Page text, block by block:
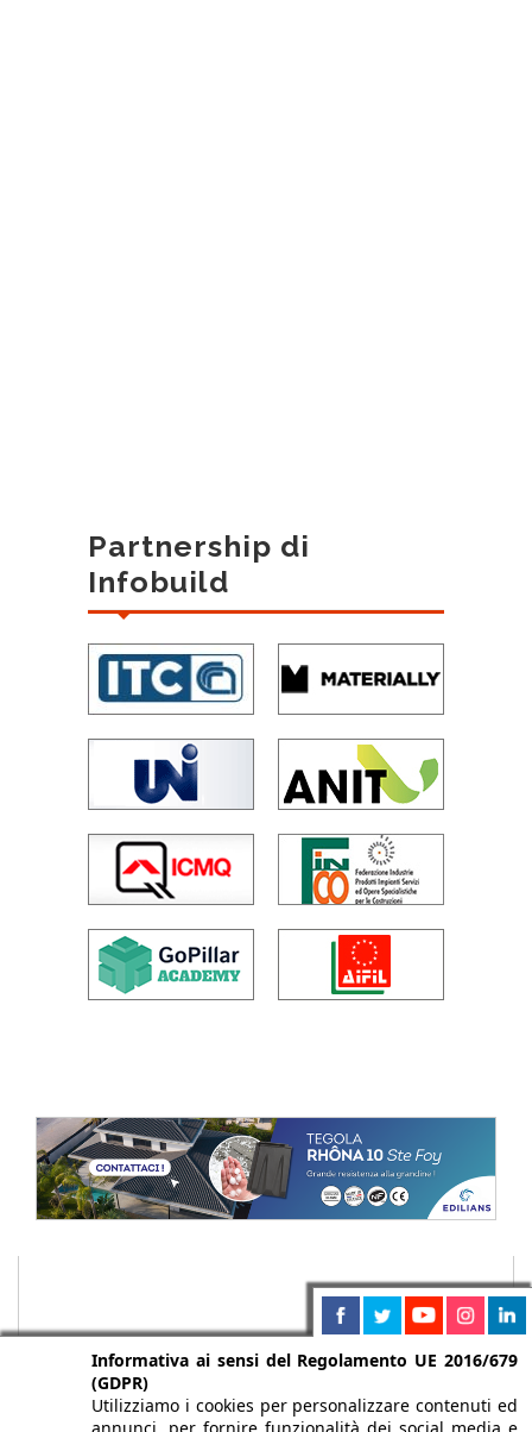
Partnership di
Infobuild
Informativa ai sensi del Regolamento UE 2016/679
(GDPR)
Utilizziamo i cookies per personalizzare contenuti ed